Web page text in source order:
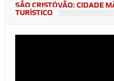
SÃO CRISTÓVÃO: CIDADE
TURÍSTICO